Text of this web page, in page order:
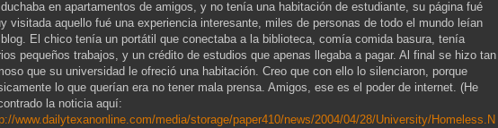
en apartamentos de amigos, y no tenía una habitación de estudiante, su página fué
visitada aquello fué una experiencia interesante, miles de personas de todo el mundo leían
El chico tenía un portátil que conectaba a la biblioteca, comía comida basura, tenía
pequeños trabajos, y un crédito de estudios que apenas llegaba a pagar. Al final se hizo tan
que su universidad le ofreció una habitación. Creo que con ello lo silenciaron, porque
lo que querían era no tener mala prensa. Amigos, ese es el poder de internet. (He
la noticia aquí:
www.dailytexanonline.com/media/storage/paper410/news/2004/04/28/University/Homeless.N